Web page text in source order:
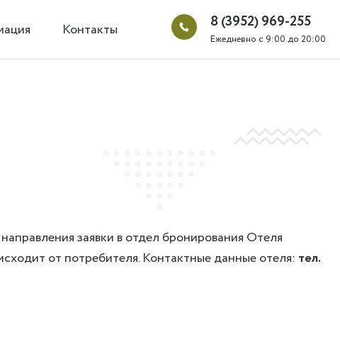
Контакты 8 (3952) 969-255
Ежедневно с 9:00 до 20:00
заявки в отдел бронирования Отеля
от потребителя. Контактные данные отеля: тел.